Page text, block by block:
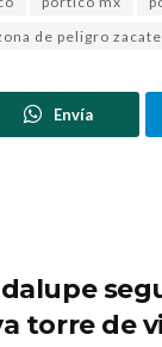
de peligro
Envía
torre de